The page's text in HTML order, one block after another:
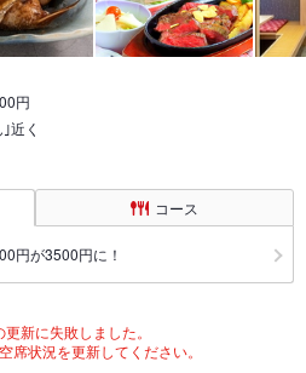
円
近く
コース
円が3500円に！
新に失敗しました。
席状況を更新してください。